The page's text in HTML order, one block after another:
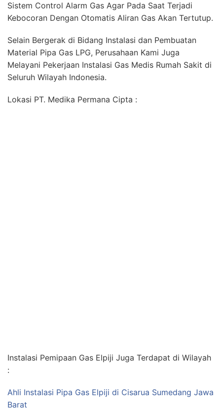
Sistem Control Alarm Gas Agar Pada Saat Terjadi
Kebocoran Dengan Otomatis Aliran Gas Akan Tertutup.
Selain Bergerak di Bidang Instalasi dan Pembuatan
Material Pipa Gas LPG, Perusahaan Kami Juga
Melayani Pekerjaan Instalasi Gas Medis Rumah Sakit di
Seluruh Wilayah Indonesia.
Lokasi PT. Medika Permana Cipta :
Instalasi Pemipaan Gas Elpiji Juga Terdapat di Wilayah
:
Ahli Instalasi Pipa Gas Elpiji di Cisarua Sumedang Jawa
Barat